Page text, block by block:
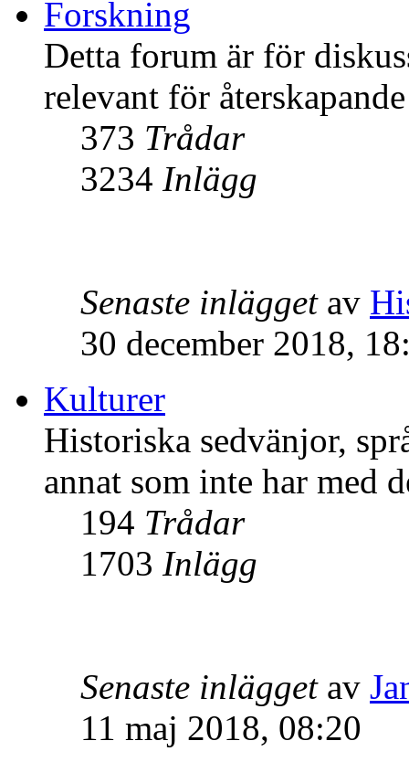
Forskning
Detta forum är för
relevant för
373 Trådar
3234 Inlägg
Senaste inläggetav
30 december 2018,
Kulturer
Historiska sedvänjor,
annat som inte har med
194 Trådar
1703 Inlägg
Senaste inläggetav
11 maj 2018, 08:20